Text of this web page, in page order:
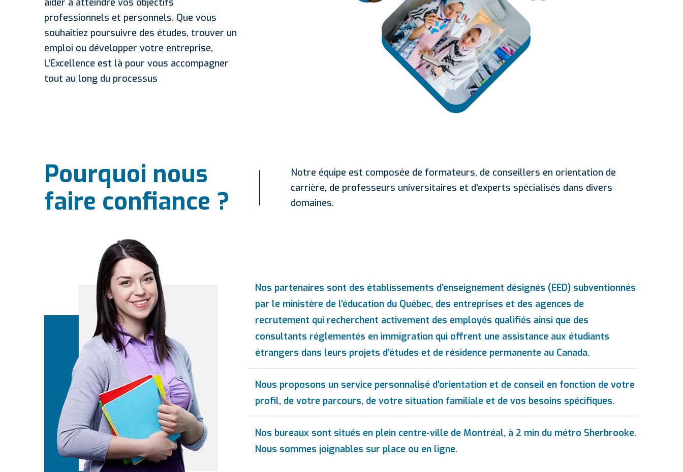
aider à atteindre vos objectifs
professionnels et personnels. Que vous
souhaitiez poursuivre des études, trouver un
emploi ou développer votre entreprise,
L'Excellence est là pour vous accompagner
tout au long du processus
Pourquoi nous
faire confiance ?
Notre équipe est composée de formateurs, de conseillers en orientation de
carrière, de professeurs universitaires et d'experts spécialisés dans divers
domaines.
Nos partenaires sont des établissements d’enseignement désignés (EED) subventionnés
par le ministère de l’éducation du Québec, des entreprises et des agences de
recrutement qui recherchent activement des employés qualifiés ainsi que des
consultants réglementés en immigration qui offrent une assistance aux étudiants
étrangers dans leurs projets d’études et de résidence permanente au Canada.
Nous proposons un service personnalisé d'orientation et de conseil en fonction de votre
profil, de votre parcours, de votre situation familiale et de vos besoins spécifiques.
Nos bureaux sont situés en plein centre-ville de Montréal, à 2 min du métro Sherbrooke.
Nous sommes joignables sur place ou en ligne.